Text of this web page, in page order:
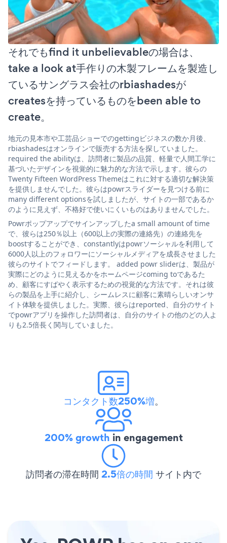
それでもfind it unbelievableの場合は、
take a look at手作りの木製フレームを製造し
ているサングラス会社のrbiashadesが
createsを持っているものをbeen able to
create。
地元の見本市や工芸品ショーでのgettingビジネスの数か月後、
rbiashadesはオンラインで販売する方法を探していました。
required the abilityは、訪問者に製品の品質、軽量で人間工学に
基づいたデザインを視覚的に魅力的な方法で示します。彼らの
Twenty Fifteen WordPress Themeはこれに対する適切な解決策
を提供しませんでした。彼らはpowrスライダーを見つける前に
many different optionsを試しましたが、サイトの一部であるか
のように見えず、不格好で使いにくいものはありませんでした。
Powrポップアップでサインアップしたa small amount of time
で、彼らは250％以上（600以上の実際の連絡先）の連絡先を
boostすることができ、constantlyはpowrソーシャルを利用して
6000人以上のフォロワーにソーシャルメディアを成長させました
彼らのサイトでフィードします。 added powr sliderは、製品が
実際にどのように見えるかをホームページcoming toであるた
め、顧客にすばやく表示するための視覚的な方法です。それは彼
らの製品を上手に紹介し、シームレスに顧客に素晴らしいオンサ
イト体験を提供しました。実際、彼らはreported、自分のサイト
でpowrアプリを操作した訪問者は、自分のサイトの他のどの人よ
りも2.5倍長く関与していました。
コンタクト数250%増。
200% growth in engagement
訪問者の滞在時間 2.5倍の時間 サイト内で